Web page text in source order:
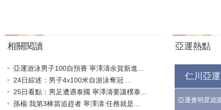
相關閱讀
亞運游泳男子100自預賽 寧澤濤余賀新進...
24日綜述：男子4x100米自游泳奪冠 ...
25日看點：男足遭遇泰國 寧澤濤要讓樸泰...
孫楊:我第3棒當追趕者 寧澤濤:任務就是...
亞運熱點
仁川亞
亞運會明星追